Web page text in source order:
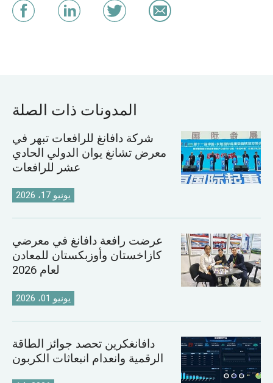
المدونات ذات الصلة
شركة دافانغ للرافعات تبهر في
معرض تشانغ يوان الدولي الحادي
عشر للرافعات
يونيو 17، 2026
عرضت رافعة دافانغ في معرضي
كازاخستان وأوزبكستان للمعادن
لعام 2026
يونيو 01، 2026
دافانغكرين تحصد جوائز الطاقة
الرقمية وانعدام انبعاثات الكربون